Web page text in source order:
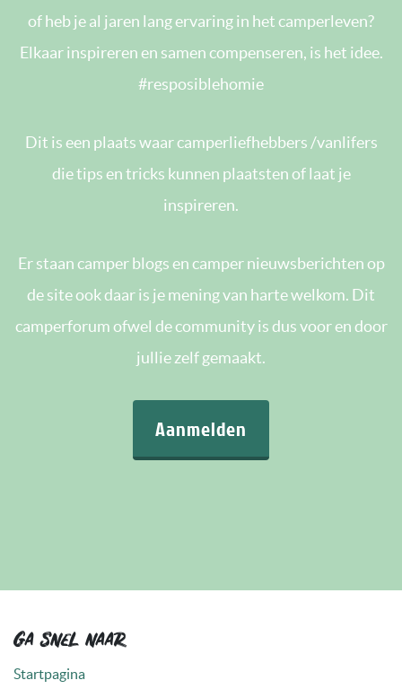
of heb je al jaren lang ervaring in het camperleven?
Elkaar inspireren en samen compenseren, is het idee.
#resposiblehomie
Dit is een plaats waar camperliefhebbers /vanlifers
die tips en tricks kunnen plaatsten of laat je
inspireren.
Er staan camper blogs en camper nieuwsberichten op
de site ook daar is je mening van harte welkom. Dit
camperforum ofwel de community is dus voor en door
jullie zelf gemaakt.
Aanmelden
Ga snel naar
Startpagina